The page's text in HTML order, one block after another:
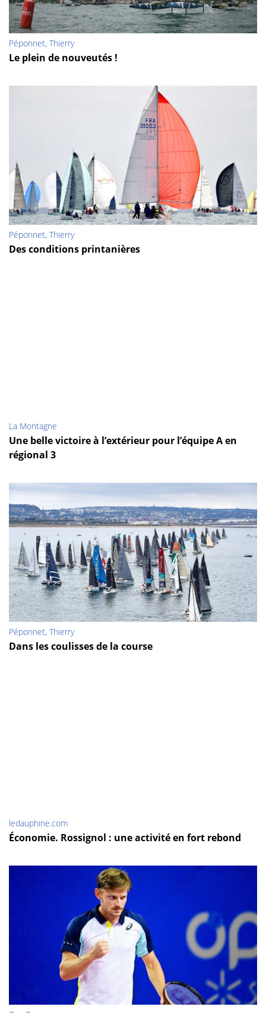
Péponnet, Thierry
Le plein de nouveutés !
Péponnet, Thierry
Des conditions printanières
La Montagne
Une belle victoire à l’extérieur pour l’équipe A en
régional 3
Péponnet, Thierry
Dans les coulisses de la course
ledauphine.com
Économie. Rossignol : une activité en fort rebond